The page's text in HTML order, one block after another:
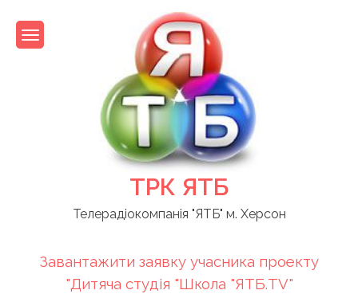
content
ТРК ЯТБ
Телерадіокомпанія "ЯТБ" м. Херсон
Завантажити заявку учасника проекту
"Дитяча студія "Школа "ЯТБ.TV"